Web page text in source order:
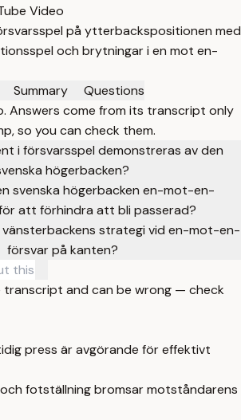
Video
på ytterbackspositionen med
och brytningar i en mot en-
Summary
Questions
Answers come from its transcript only
so you can check them.
i försvarsspel demonstreras av den
högerbacken?
svenska högerbacken en-mot-en-
att förhindra att bli passerad?
vänsterbackens strategi vid en-mot-en-
försvar på kanten?
and can be wrong — check
press är avgörande för effektivt
fotställning bromsar motståndarens